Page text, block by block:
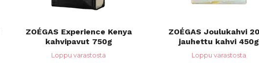
ZOÉGAS Experience Kenya
kahvipavut 750g
Loppu varastosta
ZOÉGAS Joulukahvi
jauhettu kahvi 450g
Loppu varastosta